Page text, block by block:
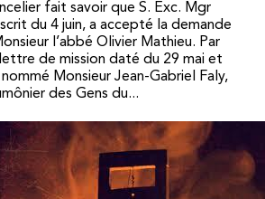
fait savoir que S. Exc. Mgr
du 4 juin, a accepté la demande
l’abbé Olivier Mathieu. Par
de mission daté du 29 mai et
Monsieur Jean-Gabriel Faly,
des Gens du...